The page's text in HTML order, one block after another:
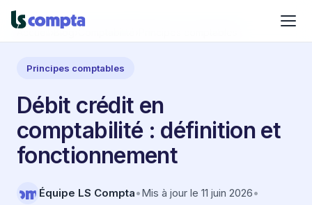
Accueil Blog
Principes comptables
Débit crédit en
comptabilité : définition et
fonctionnement
Équipe LS Compta•Mis à jour le 11 juin 2026•